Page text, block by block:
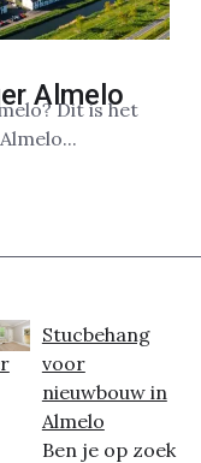
Almelo
Dit is het
Stucbehang
voor
nieuwbouw in
Almelo
Ben je op zoek